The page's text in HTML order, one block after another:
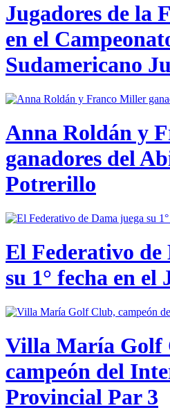
Jugadores de la
en el
Sudamericano
Anna Roldán y
ganadores del
Potrerillo
El Federativo de
su 1° fecha en el
Villa María Golf
campeón del
Provincial Par 3